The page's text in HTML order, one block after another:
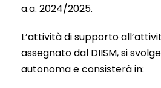
a.a. 2024/2025.
L’attività di supporto
assegnato dal DIISM, si
autonoma e consisterà in: